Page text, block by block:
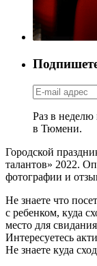
Раз в
в Тюмени.
Городской
талантов» 2022.
фотографии и
Не знаете что
с ребенком, куда
место для
Интересуетесь
Не знаете куда